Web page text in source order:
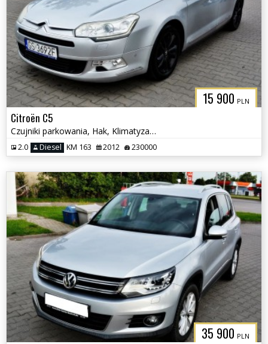
15 900 PLN
Citroën C5
Czujniki parkowania, Hak, Klimatyzacja
2.0 Diesel KM 163 2012 230000
35 900 PLN